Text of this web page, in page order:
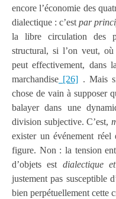
encore l’économie des
dialectique : c’estpar
la libre circulation des
structural, si l’on veut,
peut effectivement, dans
marchandise [26]
. Mais
chose de vain à supposer
balayer dans une
division subjective. C’est,
exister un événement
figure. Non : la tension
d’objets est dialectique
justement pas susceptible
bien perpétuellement cette